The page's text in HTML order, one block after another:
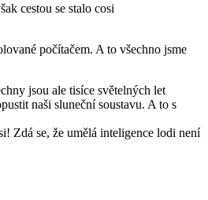
cestou se stalo cosi
počítačem. A to všechno jsme
jsou ale tisíce světelných let
naši sluneční soustavu. A to s
Zdá se, že umělá inteligence lodi není